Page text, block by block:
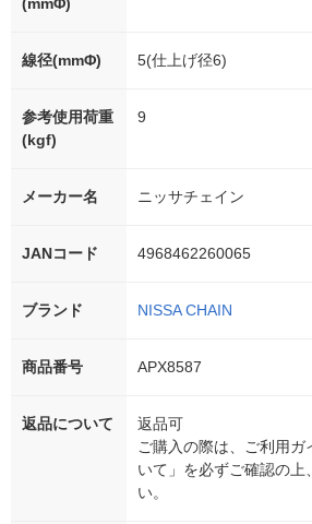
(mmΦ)
線径(mmΦ) 5(仕上げ径6)
参考使用荷重
(kgf)
9
メーカー名 ニッサチェイン
JANコード 4968462260065
ブランド NISSA CHAIN
商品番号 APX8587
返品について
返品可
ご購入の際は、ご利用ガ
いて」を必ずご確認の上
い。